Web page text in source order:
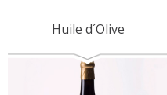
Huile d´Olive